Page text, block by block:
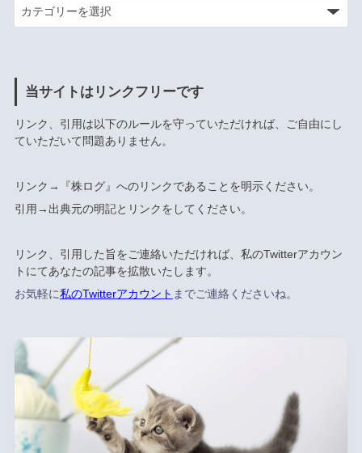
当サイトはリンクフリーです
リンク、引用は以下のルールを守っていただければ、ご自由にし
ていただいて問題ありません。
リンク→『株ログ』へのリンクであることを明示ください。
引用→出典元の明記とリンクをしてください。
リンク、引用した旨をご連絡いただければ、私のTwitterアカウン
トにてあなたの記事を拡散いたします。
お気軽に私のTwitterアカウント までご連絡くださいね。